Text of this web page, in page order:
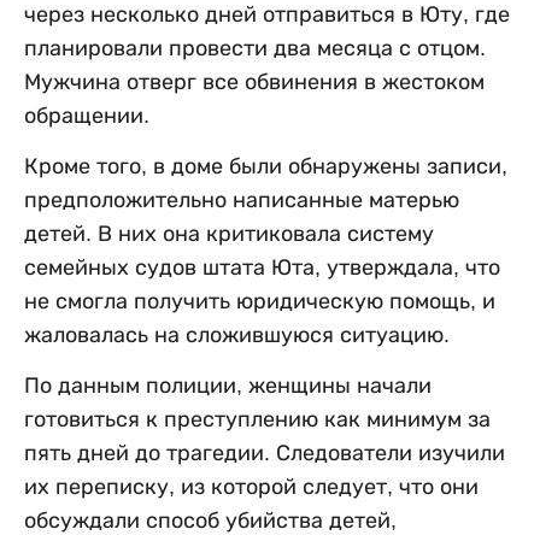
через несколько дней отправиться в Юту, где
планировали провести два месяца с отцом.
Мужчина отверг все обвинения в жестоком
обращении.
Кроме того, в доме были обнаружены записи,
предположительно написанные матерью
детей. В них она критиковала систему
семейных судов штата Юта, утверждала, что
не смогла получить юридическую помощь, и
жаловалась на сложившуюся ситуацию.
По данным полиции, женщины начали
готовиться к преступлению как минимум за
пять дней до трагедии. Следователи изучили
их переписку, из которой следует, что они
обсуждали способ убийства детей,